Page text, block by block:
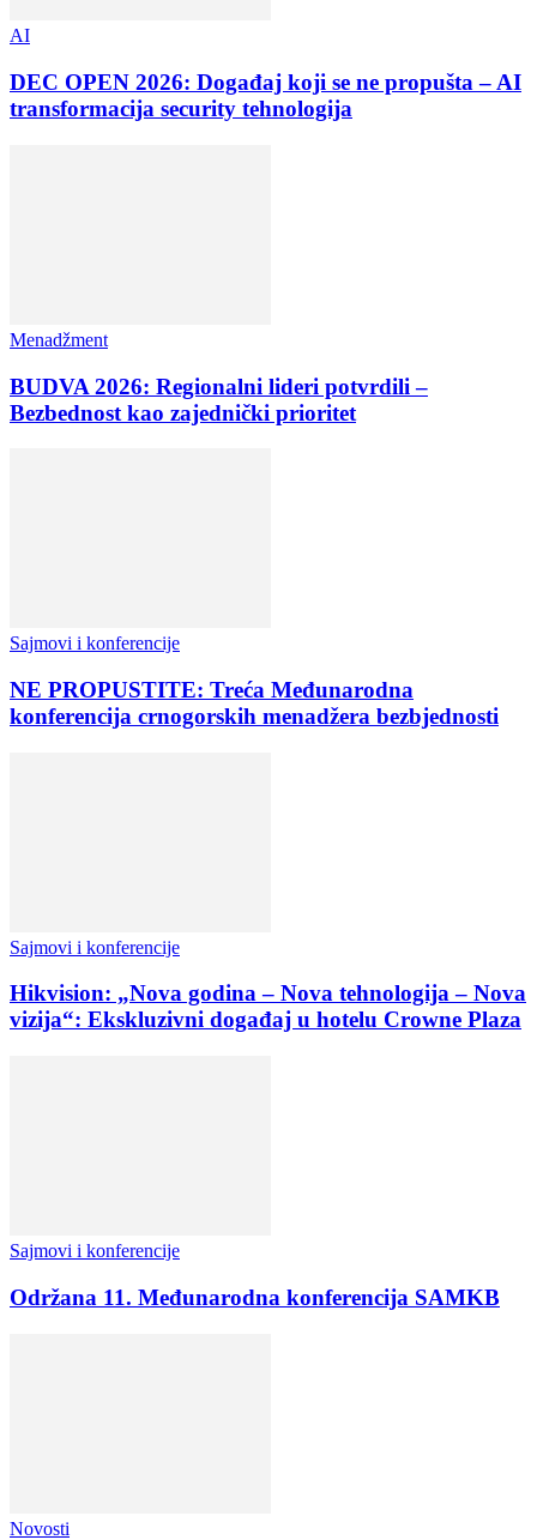
AI
DEC OPEN 2026: Događaj koji se ne propušta – AI
transformacija security tehnologija
Menadžment
BUDVA 2026: Regionalni lideri potvrdili –
Bezbednost kao zajednički prioritet
Sajmovi i konferencije
NE PROPUSTITE: Treća Međunarodna
konferencija crnogorskih menadžera bezbjednosti
Sajmovi i konferencije
Hikvision: „Nova godina – Nova tehnologija – Nova
vizija“: Ekskluzivni događaj u hotelu Crowne Plaza
Sajmovi i konferencije
Održana 11. Međunarodna konferencija SAMKB
Novosti